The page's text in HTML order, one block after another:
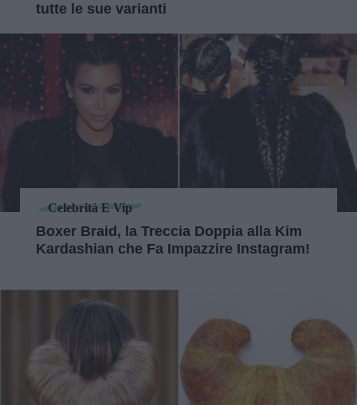
tutte le sue varianti
Celebrità E Vip
Boxer Braid, la Treccia Doppia alla Kim
Kardashian che Fa Impazzire Instagram!